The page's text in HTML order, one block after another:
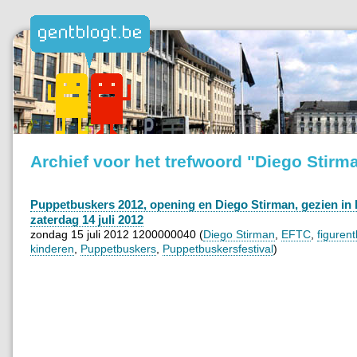
Archief voor het trefwoord "Diego
Puppetbuskers 2012, opening en Diego Stirman, gezien in
zaterdag 14 juli 2012
zondag 15 juli 2012 1200000040 (Diego Stirman EFTC
kinderen
Puppetbuskers Puppetbuskersfestival)